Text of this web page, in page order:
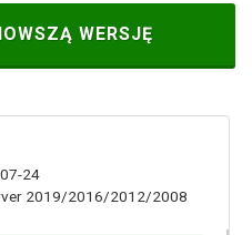
WERSJĘ
24
2019/2016/2012/2008